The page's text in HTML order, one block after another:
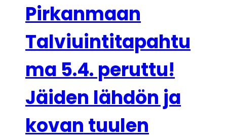
Pirkanmaan
Talviuintitapahtu
ma 5.4. peruttu!
Jäiden lähdön ja
kovan tuulen